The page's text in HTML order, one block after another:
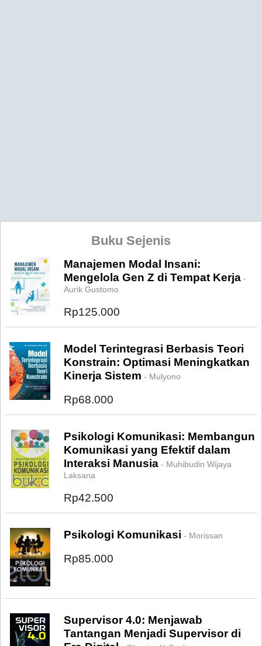
Buku Sejenis
Manajemen Modal Insani:
Mengelola Gen Z di Tempat Kerja -
Aurik Gustomo
Rp125.000
Model Terintegrasi Berbasis Teori
Konstrain: Optimasi Meningkatkan
Kinerja Sistem - Mulyono
Rp68.000
Psikologi Komunikasi: Membangun
Komunikasi yang Efektif dalam
Interaksi Manusia - Muhibudin Wijaya
Laksana
Rp42.500
Psikologi Komunikasi - Morissan
Rp85.000
Supervisor 4.0: Menjawab
Tantangan Menjadi Supervisor di